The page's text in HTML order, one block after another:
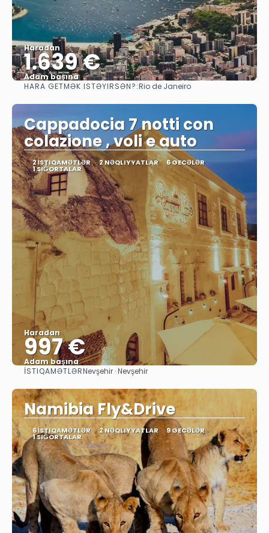
Haradan
1.639 €
Adam başına
Baxın
HARA GETMƏK ISTƏYIRSƏN?:Rio de Janeiro
Cappadocia 7 notti con
colazione , voli e auto
2 İSTIQAMƏTLƏR 2 NƏQLIYYATLAR 6 GECƏLƏR
1 SIĞORTALAR
Haradan
997 €
Adam başına
Baxın
İSTIQAMƏTLƏRNevşehir · Nevşehir
Namibia Fly&Drive
6 İSTIQAMƏTLƏR 2 NƏQLIYYATLAR 9 GECƏLƏR
1 SIĞORTALAR